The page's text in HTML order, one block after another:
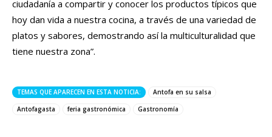
ciudadanía a compartir y conocer los productos típicos que
hoy dan vida a nuestra cocina, a través de una variedad de
platos y sabores, demostrando así la multiculturalidad que
tiene nuestra zona”.
TEMAS QUE APARECEN EN ESTA NOTICIA:
Antofa en su salsa
Antofagasta
feria gastronómica Gastronomía